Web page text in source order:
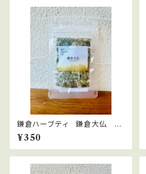
鎌倉ハーブティ 鎌倉大仏
【ティーバッグ】1.5g×2bags
¥350